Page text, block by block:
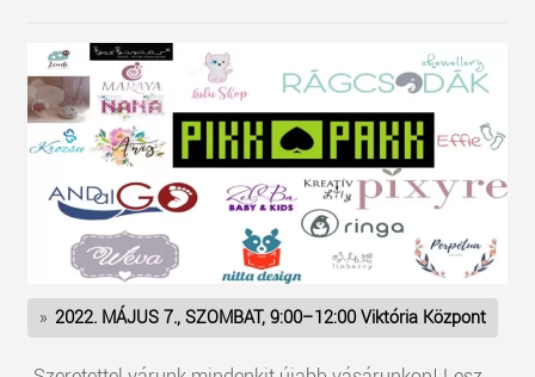
2022. MÁJUS 7., SZOMBAT, 9:00–12:00 Viktória Központ